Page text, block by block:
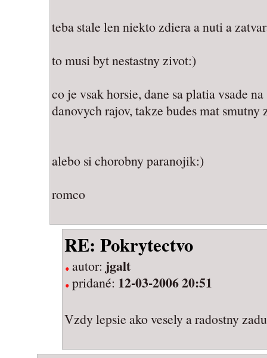
teba stale len niekto zdiera a nuti a
to musi byt nestastny zivot:)
co je vsak horsie, dane sa platia vsade
danovych rajov, takze budes mat smutny
alebo si chorobny paranojik:)
romco
RE: Pokrytectvo
autor: jgalt
pridané: 12-03-2006 20:51
Vzdy lepsie ako vesely a radostny